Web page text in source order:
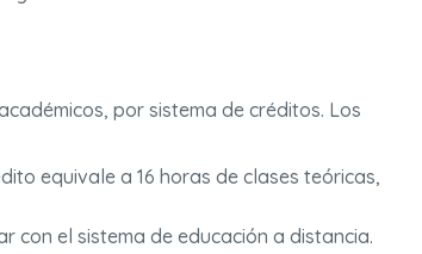
por sistema de créditos. Los
equivale a 16 horas de clases teóricas,
con el sistema de educación a distancia.